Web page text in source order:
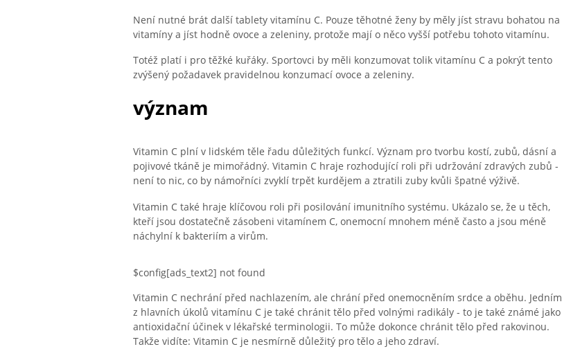
Není nutné brát další tablety vitamínu C. Pouze těhotné ženy by měly jíst stravu bohatou na
vitamíny a jíst hodně ovoce a zeleniny, protože mají o něco vyšší potřebu tohoto vitamínu.
Totéž platí i pro těžké kuřáky. Sportovci by měli konzumovat tolik vitamínu C a pokrýt tento
zvýšený požadavek pravidelnou konzumací ovoce a zeleniny.
význam
Vitamin C plní v lidském těle řadu důležitých funkcí. Význam pro tvorbu kostí, zubů, dásní a
pojivové tkáně je mimořádný. Vitamin C hraje rozhodující roli při udržování zdravých zubů -
není to nic, co by námořníci zvyklí trpět kurdějem a ztratili zuby kvůli špatné výživě.
Vitamin C také hraje klíčovou roli při posilování imunitního systému. Ukázalo se, že u těch,
kteří jsou dostatečně zásobeni vitamínem C, onemocní mnohem méně často a jsou méně
náchylní k bakteriím a virům.
$config[ads_text2] not found
Vitamin C nechrání před nachlazením, ale chrání před onemocněním srdce a oběhu. Jedním
z hlavních úkolů vitamínu C je také chránit tělo před volnými radikály - to je také známé jako
antioxidační účinek v lékařské terminologii. To může dokonce chránit tělo před rakovinou.
Takže vidíte: Vitamin C je nesmírně důležitý pro tělo a jeho zdraví.